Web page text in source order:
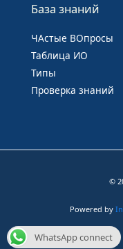
База знаний
ЧАстые ВОпросы
Таблица ИО
Типы
Проверка знаний
©
Powered by
WhatsApp connect